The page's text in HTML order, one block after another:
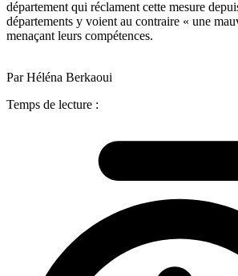
département qui réclament cette mesure
départements y voient au contraire « une
menaçant leurs compétences.
Par Héléna Berkaoui
Temps de lecture :